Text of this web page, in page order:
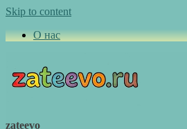
Skip to content
О нас
zateevo